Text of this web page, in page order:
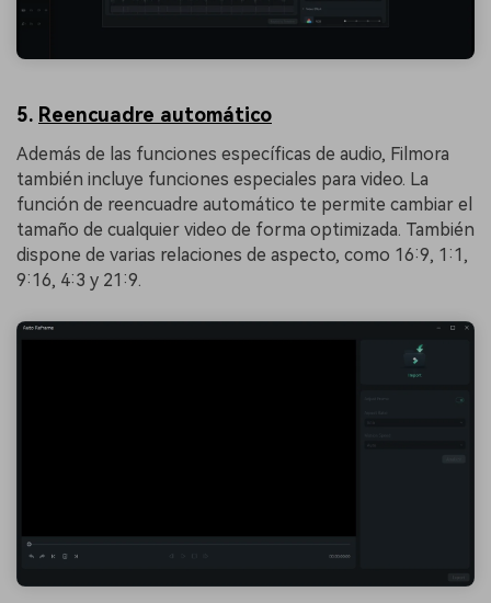
5. Reencuadre automático
Además de las funciones específicas de audio, Filmora
también incluye funciones especiales para video. La
función de reencuadre automático te permite cambiar el
tamaño de cualquier video de forma optimizada. También
dispone de varias relaciones de aspecto, como 16:9, 1:1,
9:16, 4:3 y 21:9.